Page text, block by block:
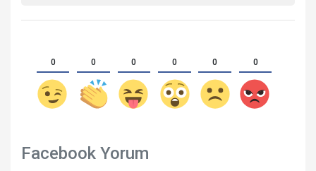
0 0 0 0 0 0
Facebook Yorum